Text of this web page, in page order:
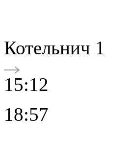
Котельнич 1
15:12
18:57